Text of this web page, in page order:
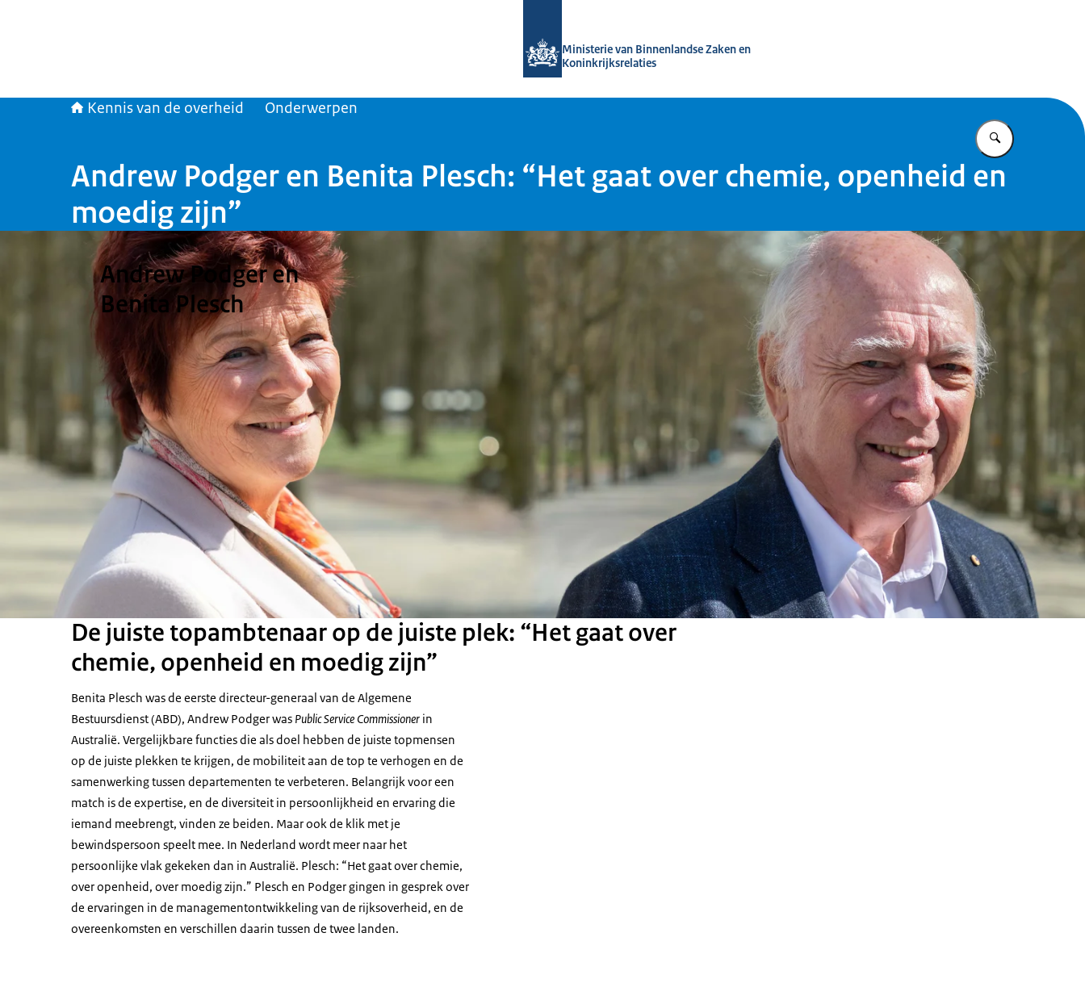
Ministerie van Binnenlandse Zaken en
Koninkrijksrelaties
Kennis van de overheid Onderwerpen
Vul in wat u
Andrew Podger en Benita Plesch: “Het gaat over chemie, openheid en
moedig zijn”
Andrew Podger en
Benita Plesch
De juiste topambtenaar op de juiste plek: “Het gaat over
chemie, openheid en moedig zijn”
Benita Plesch was de eerste directeur-generaal van de Algemene
Bestuursdienst (ABD), Andrew Podger was Public Service Commissioner in
Australië. Vergelijkbare functies die als doel hebben de juiste topmensen
op de juiste plekken te krijgen, de mobiliteit aan de top te verhogen en de
samenwerking tussen departementen te verbeteren. Belangrijk voor een
match is de expertise, en de diversiteit in persoonlijkheid en ervaring die
iemand meebrengt, vinden ze beiden. Maar ook de klik met je
bewindspersoon speelt mee. In Nederland wordt meer naar het
persoonlijke vlak gekeken dan in Australië. Plesch: “Het gaat over chemie,
over openheid, over moedig zijn.” Plesch en Podger gingen in gesprek over
de ervaringen in de managementontwikkeling van de rijksoverheid, en de
overeenkomsten en verschillen daarin tussen de twee landen.